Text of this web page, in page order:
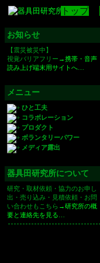
トップ
お知らせ
【震災被災中】
視覚バリアフリー →携帯・音声
読み上げ端末用サイトへ…
メニュー
ひと工夫
コラボレーション
プロダクト
ボランタリーパワー
メディア露出
器具田研究所について
研究・取材依頼・協力のお申し
出・売り込み・見積依頼・お問
い合わせもこちら →研究所の概
要と連絡先を見る…